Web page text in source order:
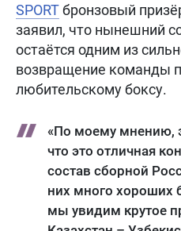
SPORTбронзовый
заявил, что нынешний
остаётся одним из
возвращение команды
любительскому боксу.
«По моему мнению,
что это отличная
состав сборной
них много хороших
мы увидим крутое